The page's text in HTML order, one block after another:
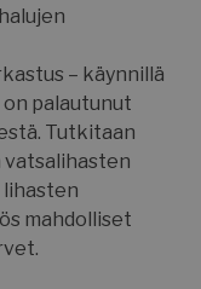
– käynnillä
palautunut
Tutkitaan
vatsalihasten
mahdolliset